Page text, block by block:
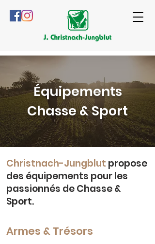
Équipements
Chasse & Sport
Christnach-Jungblut propose
des équipements pour les
passionnés de Chasse &
Sport.
Armes & Trésors